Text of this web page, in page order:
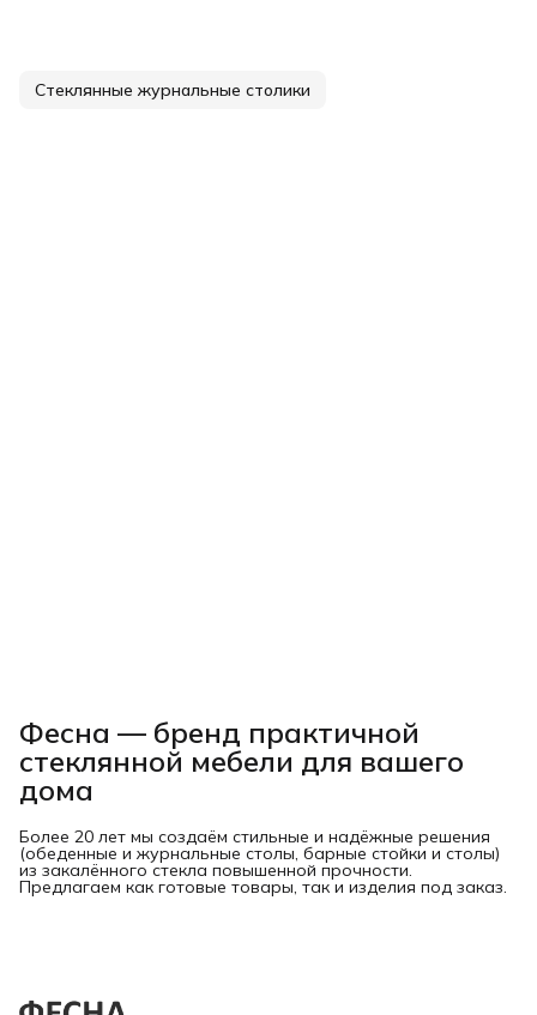
Стеклянные журнальные столики
Фесна — бренд практичной
стеклянной мебели для вашего
дома
Более 20 лет мы создаём стильные и надёжные решения
(обеденные и журнальные столы, барные стойки и столы)
из закалённого стекла повышенной прочности.
Предлагаем как готовые товары, так и изделия под заказ.